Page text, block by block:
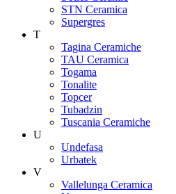
STN Ceramica
Supergres
T
Tagina Ceramiche
TAU Ceramica
Togama
Tonalite
Topcer
Tubadzin
Tuscania Ceramiche
U
Undefasa
Urbatek
V
Vallelunga Ceramica